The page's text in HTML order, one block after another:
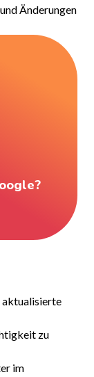
Änderungen
aktualisierte
zu
im